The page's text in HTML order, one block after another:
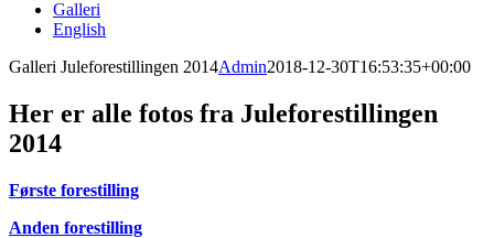
Galleri
English
Galleri Juleforestillingen 2014Admin2018-12-30T16:53:35+00:00
Her er alle fotos fra Juleforestillingen
2014
Første forestilling
Anden forestilling